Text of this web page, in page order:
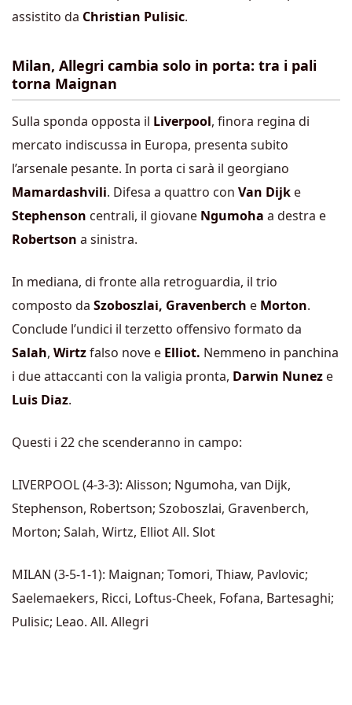
assistito da Christian Pulisic.
Milan, Allegri cambia solo in porta: tra i pali
torna Maignan
Sulla sponda opposta il Liverpool, finora regina di
mercato indiscussa in Europa, presenta subito
l’arsenale pesante. In porta ci sarà il georgiano
Mamardashvili. Difesa a quattro con Van Dijk e
Stephenson centrali, il giovane Ngumoha a destra e
Robertson a sinistra.
In mediana, di fronte alla retroguardia, il trio
composto da Szoboszlai, Gravenberch e Morton.
Conclude l’undici il terzetto offensivo formato da
Salah, Wirtzfalso nove e Elliot. Nemmeno in panchina
i due attaccanti con la valigia pronta, Darwin Nunez e
Luis Diaz.
Questi i 22 che scenderanno in campo:
LIVERPOOL (4-3-3): Alisson; Ngumoha, van Dijk,
Stephenson, Robertson; Szoboszlai, Gravenberch,
Morton; Salah, Wirtz, Elliot All. Slot
MILAN (3-5-1-1): Maignan; Tomori, Thiaw, Pavlovic;
Saelemaekers, Ricci, Loftus-Cheek, Fofana, Bartesaghi;
Pulisic; Leao. All. Allegri